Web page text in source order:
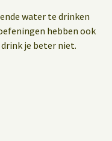
water te drinken
hebben ook
je beter niet.